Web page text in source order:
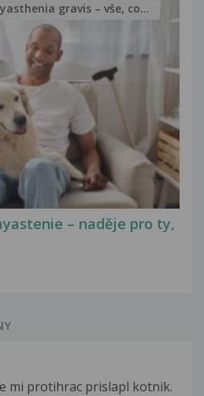
– naděje pro ty,
gravis – vše, co...
mi protihrac prislapl kotnik.